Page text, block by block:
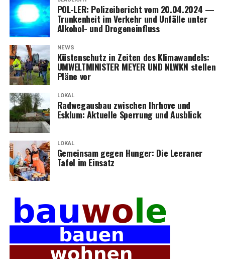
POL-LER: Poli­zei­be­richt vom 20.04.2024 —
Trun­ken­heit im Ver­kehr und Unfäl­le unter
Alko­hol- und Drogeneinfluss
NEWS
Küs­ten­schutz in Zei­ten des Kli­ma­wan­dels:
UMWELTMINISTER MEYER UND NLWKN stel­len
Plä­ne vor
LOKAL
Rad­weg­aus­bau zwi­schen Ihr­ho­ve und
Esklum: Aktu­el­le Sper­rung und Ausblick
LOKAL
Gemein­sam gegen Hun­ger: Die Leera­ner
Tafel im Einsatz